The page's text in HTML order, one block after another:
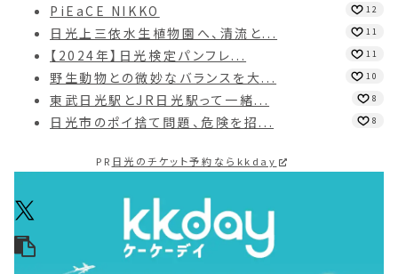
PiEaCE NIKKO 12
日光上三依水生植物園へ、清流と... 11
【2024年】日光検定パンフレ... 11
野生動物との微妙なバランスを大... 10
東武日光駅とJR日光駅って一緒... 8
日光市のポイ捨て問題、危険を招... 8
PR 日光のチケット予約ならkkday